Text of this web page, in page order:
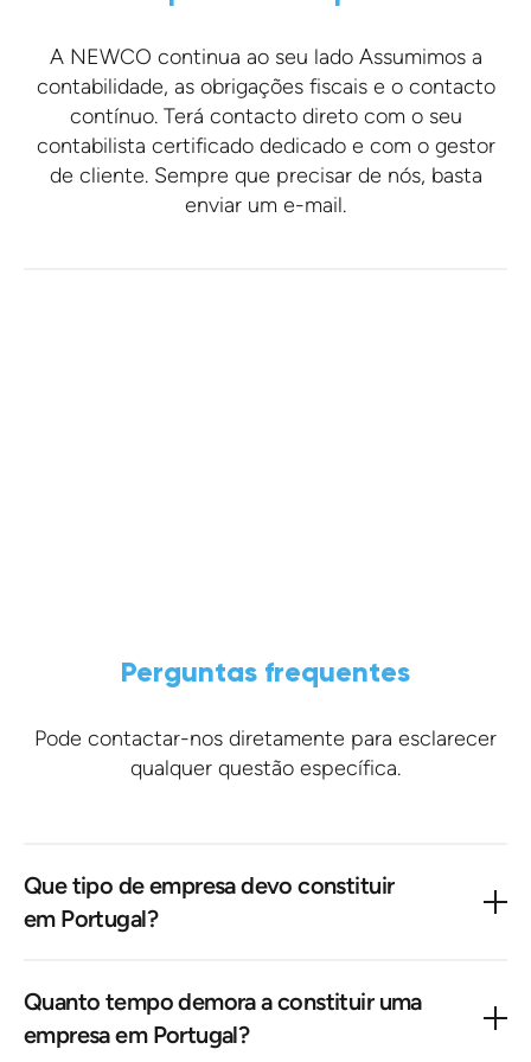
A NEWCO continua ao seu lado Assumimos a
contabilidade, as obrigações fiscais e o contacto
contínuo. Terá contacto direto com o seu
contabilista certificado dedicado e com o gestor
de cliente. Sempre que precisar de nós, basta
enviar um e-mail.
Perguntas frequentes
Pode contactar-nos diretamente para esclarecer
qualquer questão específica.
Que tipo de empresa devo constituir
em Portugal?
estrangeiros é aSociedade por Quotas(Lda), que
é o equivalente português de uma sociedade de
Quanto tempo demora a constituir uma
empresa em Portugal?